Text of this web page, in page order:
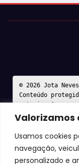
Valorizamos
Usamos cookies
navegação,
personalizado e